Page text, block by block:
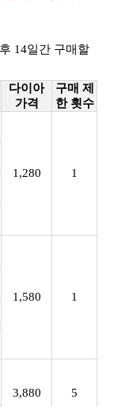
14일간 구매할
다이아
가격
구매 제
한 횟수
1,280 1
1,580 1
3,880
5